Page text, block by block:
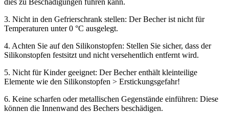
3. Nicht in den Gefrierschrank stellen: Der Becher ist nicht für
Temperaturen unter 0 °C ausgelegt.
4. Achten Sie auf den Silikonstopfen: Stellen Sie sicher, dass der
Silikonstopfen festsitzt und nicht versehentlich entfernt wird.
5. Nicht für Kinder geeignet: Der Becher enthält kleinteilige
Elemente wie den Silikonstopfen > Erstickungsgefahr!
6. Keine scharfen oder metallischen Gegenstände einführen: Diese
können die Innenwand des Bechers beschädigen.